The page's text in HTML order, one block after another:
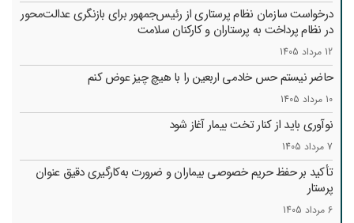
درخواست سازمان نظام پرستاری از رئیس‌جمهور برای بازنگری عدالت‌محور
در نظام پرداخت به پرستاران و کارکنان سلامت
12 مرداد 1405
حاضر نیستم حس خادمی اربعین را با هیچ چیز عوض کنم
10 مرداد 1405
نوآوری باید از کنار تخت بیمار آغاز شود
7 مرداد 1405
تأکید بر حفظ حریم خصوصی بیماران و ضرورت به‌کارگیری دقیق عنوان
پرستار
6 مرداد 1405